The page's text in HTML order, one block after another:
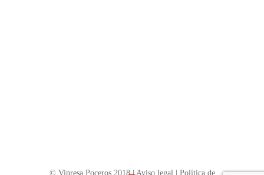
© Vinresa Poceros 2018 |Aviso legal Política de